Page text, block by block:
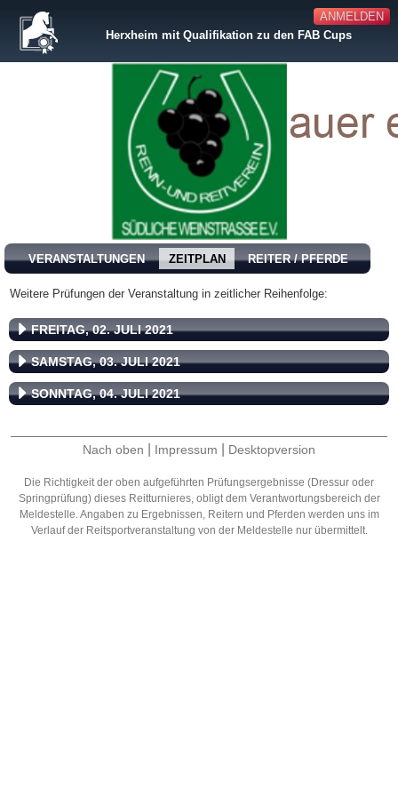
ANMELDEN
Herxheim mit Qualifikation zu den FAB Cups
VERANSTALTUNGEN ZEITPLAN REITER / PFERDE
Weitere Prüfungen der Veranstaltung in zeitlicher Reihenfolge:
FREITAG, 02. JULI 2021
SAMSTAG, 03. JULI 2021
SONNTAG, 04. JULI 2021
Nach oben Impressum Desktopversion
Die Richtigkeit der oben aufgeführten Prüfungsergebnisse (Dressur oder
Springprüfung) dieses Reitturnieres, obligt dem Verantwortungsbereich der
Meldestelle. Angaben zu Ergebnissen, Reitern und Pferden werden uns im
Verlauf der Reitsportveranstaltung von der Meldestelle nur übermittelt.